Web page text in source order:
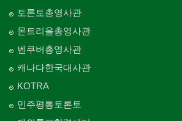
토론토총영사관
몬트리올총영사관
벤쿠버총영사관
캐나다한국대사관
KOTRA
민주평통토론토